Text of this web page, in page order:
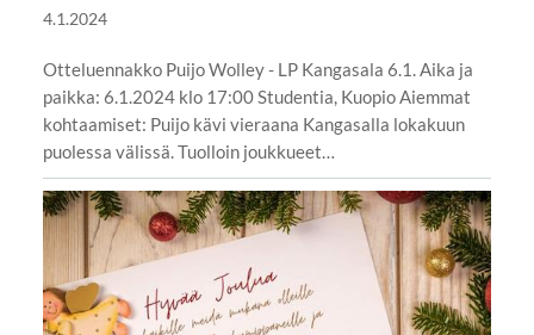
4.1.2024
Otteluennakko Puijo Wolley - LP Kangasala 6.1. Aika ja
paikka: 6.1.2024 klo 17:00 Studentia, Kuopio Aiemmat
kohtaamiset: Puijo kävi vieraana Kangasalla lokakuun
puolessa välissä. Tuolloin joukkueet…